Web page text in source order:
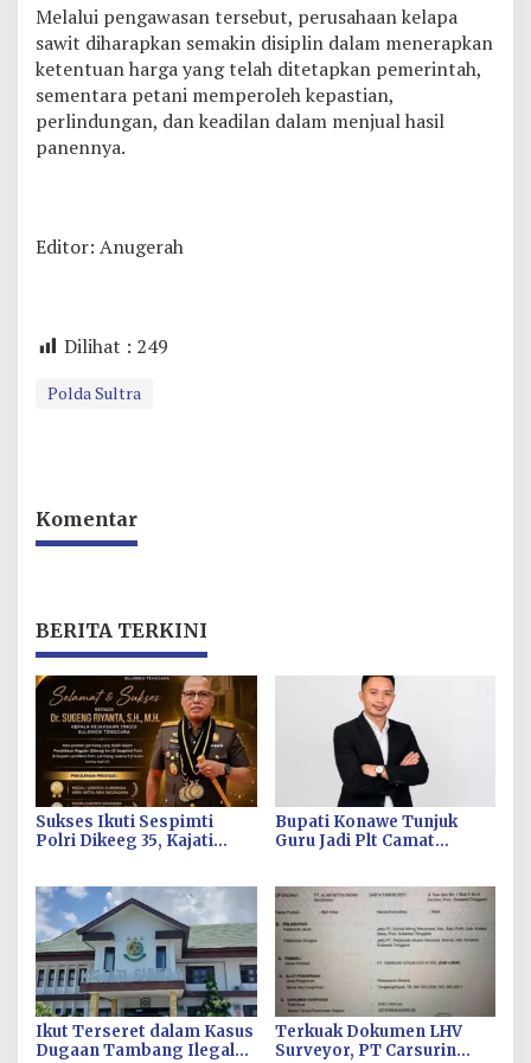
Melalui pengawasan tersebut, perusahaan kelapa
sawit diharapkan semakin disiplin dalam menerapkan
ketentuan harga yang telah ditetapkan pemerintah,
sementara petani memperoleh kepastian,
perlindungan, dan keadilan dalam menjual hasil
panennya.
Editor: Anugerah
Dilihat : 249
Polda Sultra
Komentar
BERITA TERKINI
Sukses Ikuti Sespimti
Polri Dikeeg 35, Kajati
Bupati Konawe Tunjuk
Guru Jadi Plt Camat
Kepegawaian
Ikut Terseret dalam Kasus
Dugaan Tambang Ilegal
Terkuak Dokumen LHV
Surveyor, PT Carsurin